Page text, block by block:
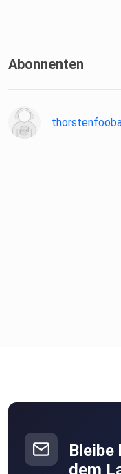
Abonnenten
dem